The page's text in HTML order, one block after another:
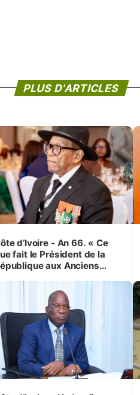
PLUS D'ARTICLES
d’Ivoire - An 66. « Ce
fait le Président de la
aux Anciens
(Cne Yassoungo Koné ®)